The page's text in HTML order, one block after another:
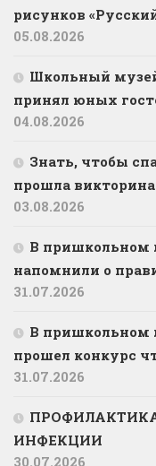
рисунков
05.08.2026
Школьный
принял юных
04.08.2026
Знать, чтобы
прошла
03.08.2026
В пришкольном
напомнили о
31.07.2026
В пришкольном
прошел конкурс
31.07.2026
ИНФЕКЦИИ
30.07.2026